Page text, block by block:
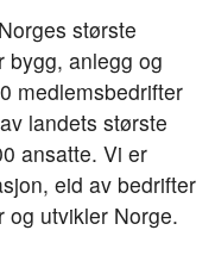
største
bygg, anlegg og
medlemsbedrifter
landets største
ansatte. Vi er
eid av bedrifter
og utvikler Norge.